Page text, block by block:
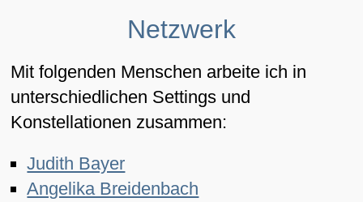
Netzwerk
Mit folgenden Menschen arbeite ich in
unterschiedlichen Settings und
Konstellationen zusammen:
Judith Bayer
Angelika Breidenbach